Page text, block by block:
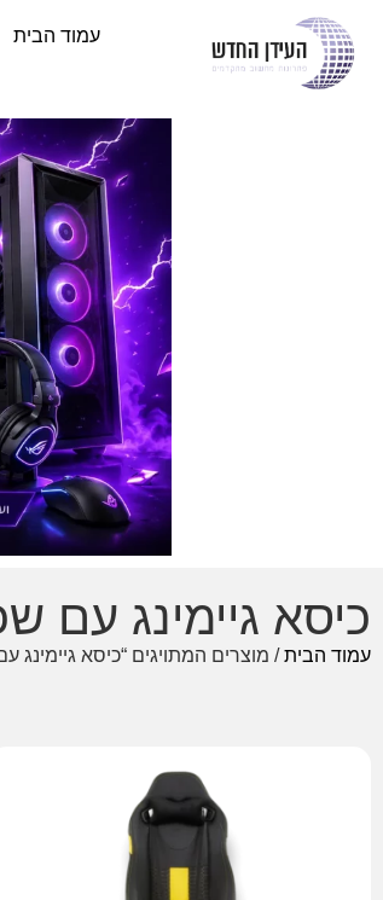
עמוד הבית
כיסא גיימינג עם שכיבה
עמוד הבית/ מוצרים המתויגים “כיסא גיימינג עם שכיבה